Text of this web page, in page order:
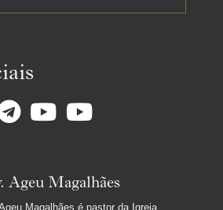
Ageu Magalhães
Magalhães é pastor da Igreja